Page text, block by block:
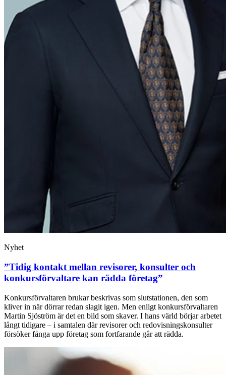
Nyhet
”Tidig kontakt mellan revisorer, konsulter och
konkursförvaltare kan rädda företag”
Konkursförvaltaren brukar beskrivas som slutstationen, den som
kliver in när dörrar redan slagit igen. Men enligt konkursförvaltaren
Martin Sjöström är det en bild som skaver. I hans värld börjar arbetet
långt tidigare – i samtalen där revisorer och redovisningskonsulter
försöker fånga upp företag som fortfarande går att rädda.